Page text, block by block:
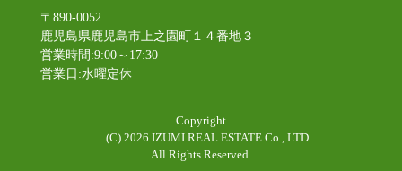
〒890-0052
鹿児島県鹿児島市上之園町１４番地３
営業時間:9:00～17:30
営業日:水曜定休
Copyright
(C) 2026 IZUMI REAL ESTATE Co., LTD
All Rights Reserved.